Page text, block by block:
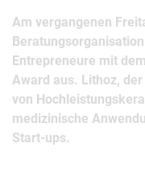
Am vergangenen
Entrepreneure mit
Award aus. Lithoz,
von
medizinische
Start-ups.